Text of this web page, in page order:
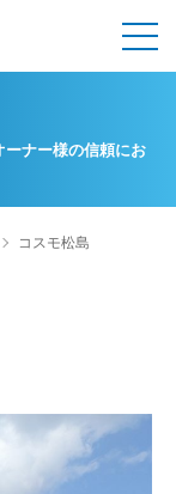
ーナー様の信頼にお
コスモ松島